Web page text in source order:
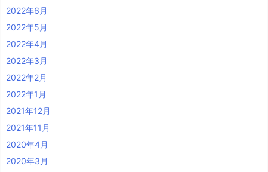
2022年6月
2022年5月
2022年4月
2022年3月
2022年2月
2022年1月
2021年12月
2021年11月
2020年4月
2020年3月